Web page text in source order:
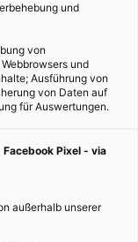
und
von
und
Ausführung von
von Daten auf
für Auswertungen.
Pixel - via
außerhalb unserer